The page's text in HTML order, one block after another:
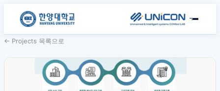
← Projects 목록으로